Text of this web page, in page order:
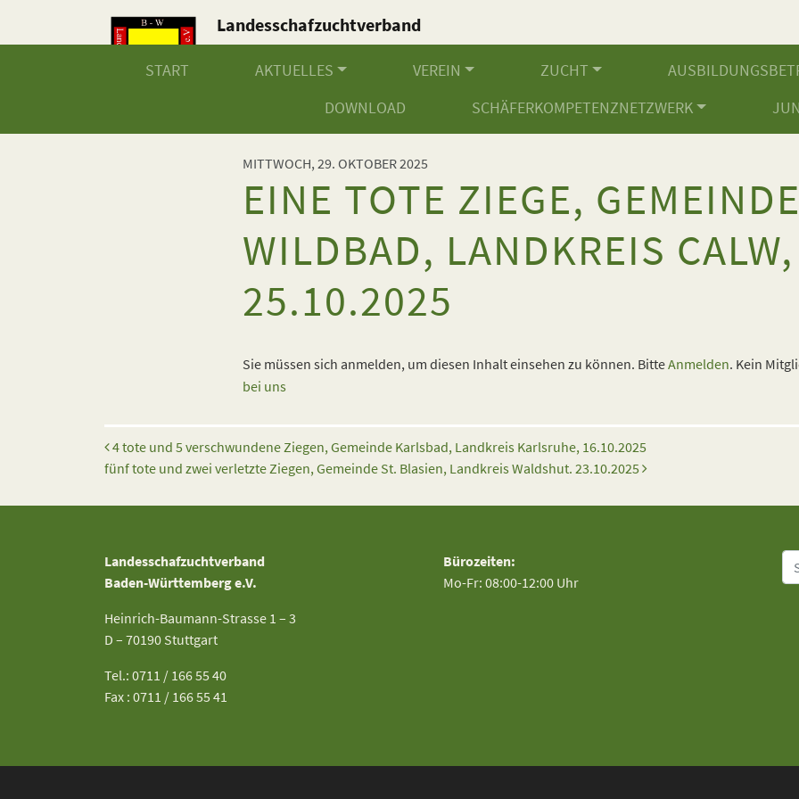
Landesschafzuchtverband
Baden-Württemberg e.V.
START AKTUELLES VEREIN ZUCHT
DOWNLOAD
SCHÄFERKOMPETENZNETZWERK
MITTWOCH, 29. OKTOBER 2025
EINE TOTE ZIEGE,
WILDBAD, LANDKREIS CALW,
25.10.2025
Sie müssen sich anmelden, um diesen Inhalt einsehen zu können. BitteAnmelden. Kein
bei uns
Beitrags-Navigation
4 tote und 5 verschwundene Ziegen, Gemeinde Karlsbad, Landkreis Karlsruhe, 16.10.2025
fünf tote und zwei verletzte Ziegen, Gemeinde St. Blasien, Landkreis Waldshut. 23.10.2025
Landesschafzuchtverband
Baden-Württemberg e.V.
Heinrich-Baumann-Strasse 1 – 3
D – 70190 Stuttgart
Tel.: 0711 / 166 55 40
Fax : 0711 / 166 55 41
Bürozeiten:
Mo-Fr: 08:00-12:00 Uhr